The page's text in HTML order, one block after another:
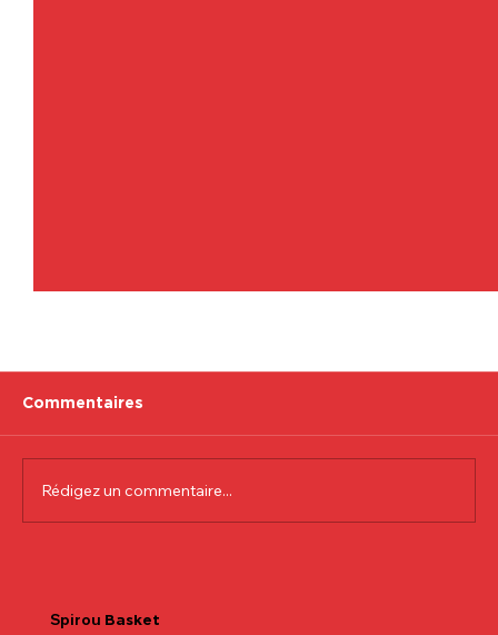
Commentaires
Rédigez un commentaire...
Spirou Basket